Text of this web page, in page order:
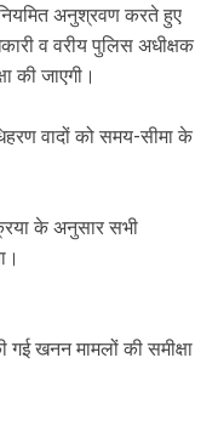
अनुश्रवण करते हुए
व वरीय पुलिस अधीक्षक
की जाएगी।
वादों को समय-सीमा के
के अनुसार सभी
गई खनन मामलों की समीक्षा